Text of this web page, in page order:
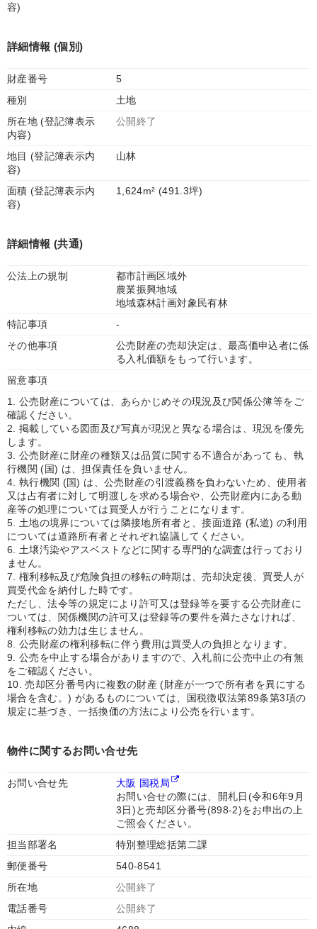
容)
詳細情報 (個別)
財産番号
5
種別
土地
所在地 (登記簿表示
内容)
公開終了
地目 (登記簿表示内
容)
山林
面積 (登記簿表示内
容)
1,624m² (491.3坪)
詳細情報 (共通)
公法上の規制
都市計画区域外
農業振興地域
地域森林計画対象民有林
特記事項
-
その他事項
公売財産の売却決定は、最高価申込者に係
る入札価額をもって行います。
留意事項
1. 公売財産については、あらかじめその現況及び関係公簿等をご
確認ください。
2. 掲載している図面及び写真が現況と異なる場合は、現況を優先
します。
3. 公売財産に財産の種類又は品質に関する不適合があっても、執
行機関 (国) は、担保責任を負いません。
4. 執行機関 (国) は、公売財産の引渡義務を負わないため、使用者
又は占有者に対して明渡しを求める場合や、公売財産内にある動
産等の処理については買受人が行うことになります。
5. 土地の境界については隣接地所有者と、接面道路 (私道) の利用
については道路所有者とそれぞれ協議してください。
6. 土壌汚染やアスベストなどに関する専門的な調査は行っており
ません。
7. 権利移転及び危険負担の移転の時期は、売却決定後、買受人が
買受代金を納付した時です。
ただし、法令等の規定により許可又は登録等を要する公売財産に
ついては、関係機関の許可又は登録等の要件を満たさなければ、
権利移転の効力は生じません。
8. 公売財産の権利移転に伴う費用は買受人の負担となります。
9. 公売を中止する場合がありますので、入札前に公売中止の有無
をご確認ください。
10. 売却区分番号内に複数の財産 (財産が一つで所有者を異にする
場合を含む。) があるものについては、国税徴収法第89条第3項の
規定に基づき、一括換価の方法により公売を行います。
物件に関するお問い合せ先
お問い合せ先
大阪 国税局
お問い合せの際には、開札日(令和6年9月
3日)と売却区分番号(898-2)をお申出の上
ご照会ください。
担当部署名
特別整理総括第二課
郵便番号
540-8541
所在地
公開終了
電話番号
公開終了